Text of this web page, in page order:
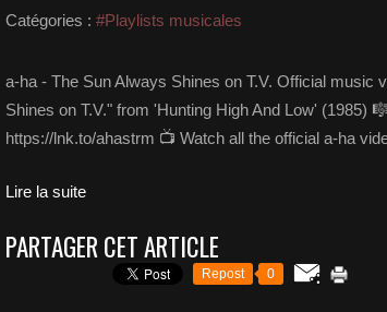
Catégories : #Playlists musicales
a-ha - The Sun Always Shines on T.V. Official music
Shines on T.V." from 'Hunting High And Low' (1985)
https://lnk.to/ahastrm 📺 Watch all the official a-ha
Lire la suite
PARTAGER CET ARTICLE
Repost 0